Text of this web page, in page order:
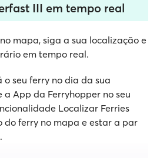
III em tempo real
mapa, siga a sua localização e
em tempo real.
o seu ferry no dia da sua
a App da Ferryhopper no seu
Localizar Ferries
do ferry no mapa e estar a par